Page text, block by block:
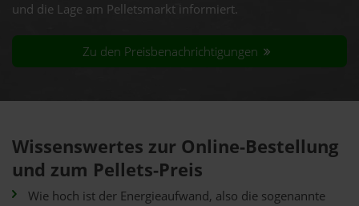
und die Lage am Pelletsmarkt informiert.
Zu den Preisbenachrichtigungen
Wissenswertes zur Online-Bestellung
und zum Pellets-Preis
Wie hoch ist der Energieaufwand, also die sogenannte